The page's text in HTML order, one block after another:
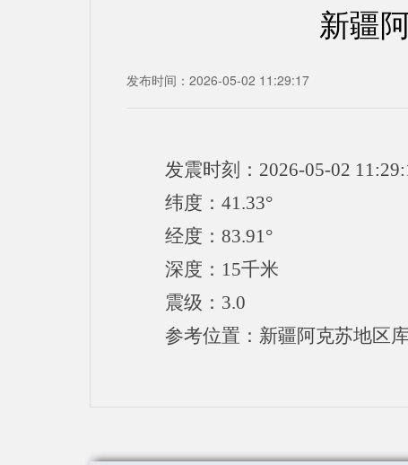
新疆
发布时间：2026-05-02 11:29:17
发震时刻：2026-05-02
纬度：41.33°
经度：83.91°
深度：15千米
震级：3.0
参考位置：新疆阿克苏地区